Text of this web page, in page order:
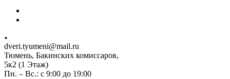
dveri.tyumeni@mail.ru
Тюмень, Бакинских комиссаров,
5к2 (1 Этаж)
Пн. – Вс.: с 9:00 до 19:00